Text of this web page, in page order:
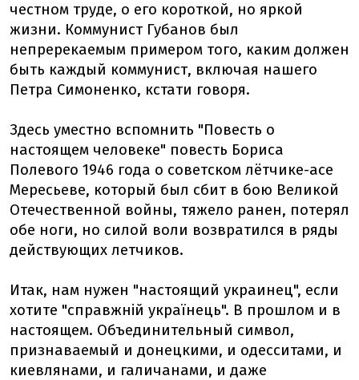
честном труде, о его короткой, но яркой
жизни. Коммунист Губанов был
непререкаемым примером того, каким должен
быть каждый коммунист, включая нашего
Петра Симоненко, кстати говоря.
Здесь уместно вспомнить "Повесть о
настоящем человеке" повесть Бориса
Полевого 1946 года о советском лётчике-асе
Мересьеве, который был сбит в бою Великой
Отечественной войны, тяжело ранен, потерял
обе ноги, но силой воли возвратился в ряды
действующих летчиков.
Итак, нам нужен "настоящий украинец", если
хотите "справжній українець". В прошлом и в
настоящем. Объединительный символ,
признаваемый и донецкими, и одесситами, и
киевлянами, и галичанами, и даже